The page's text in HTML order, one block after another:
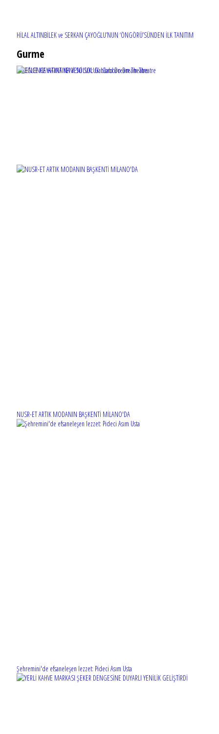
HİLAL ALTINBİLEK ve SERKAN ÇAYOĞLU’NUN ‘ÖNGÖRÜ’SÜNDEN İLK TANITIM
Gurme
EĞLENCE HAYATINA YENİ SOLUK: Gabbro Dream Theatre
NUSR-ET ARTIK MODANIN BAŞKENTİ MİLANO'DA
Şehremini'de efsaneleşen lezzet: Pideci Asım Usta